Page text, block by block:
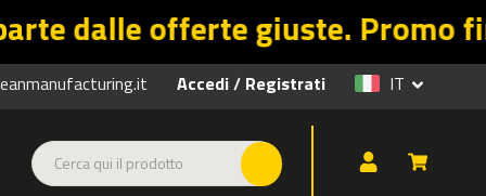
giuste. Promo fino al
Accedi/ Registrati IT